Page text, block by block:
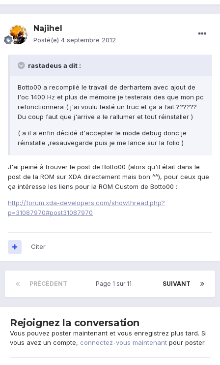
Najihel
Posté(e) 4 septembre 2012
rastadeus a dit :
Botto00 a recompilé le travail de derhartem avec ajout de
l'oc 1400 Hz et plus de mémoire je testerais des que mon pc
refonctionnera ( j'ai voulu testé un truc et ça a fait ??????
Du coup faut que j'arrive a le rallumer et tout réinstaller )
( a il a enfin décidé d'accepter le mode debug donc je
réinstalle ,resauvegarde puis je me lance sur la folio )
J'ai peiné à trouver le post de Botto00 (alors qu'il était dans le
post de la ROM sur XDA directement mais bon ^^), pour ceux que
ça intéresse les liens pour la ROM Custom de Botto00 :
http://forum.xda-developers.com/showthread.php?
p=31087970#post31087970
Citer
PRÉCÉDENT SUIVANT
Page 1 sur 11
Rejoignez la conversation
Vous pouvez poster maintenant et vous enregistrez plus tard. Si
vous avez un compte, connectez-vous maintenant pour poster.